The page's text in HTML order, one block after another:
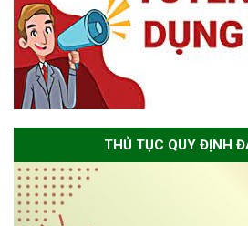
THỦ TỤC QUY ĐỊNH